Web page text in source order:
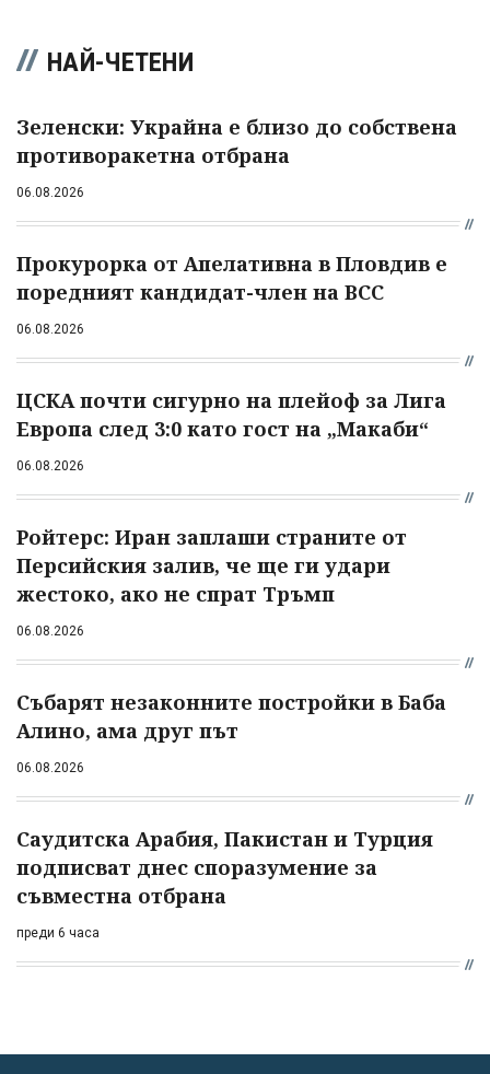
НАЙ-ЧЕТЕНИ
Зеленски: Украйна е близо до собствена
противоракетна отбрана
06.08.2026
Прокурорка от Апелативна в Пловдив е
поредният кандидат-член на ВСС
06.08.2026
ЦСКА почти сигурно на плейоф за Лига
Европа след 3:0 като гост на „Макаби“
06.08.2026
Ройтерс: Иран заплаши страните от
Персийския залив, че ще ги удари
жестоко, ако не спрат Тръмп
06.08.2026
Събарят незаконните постройки в Баба
Алино, ама друг път
06.08.2026
Саудитска Арабия, Пакистан и Турция
подписват днес споразумение за
съвместна отбрана
преди 6 часа